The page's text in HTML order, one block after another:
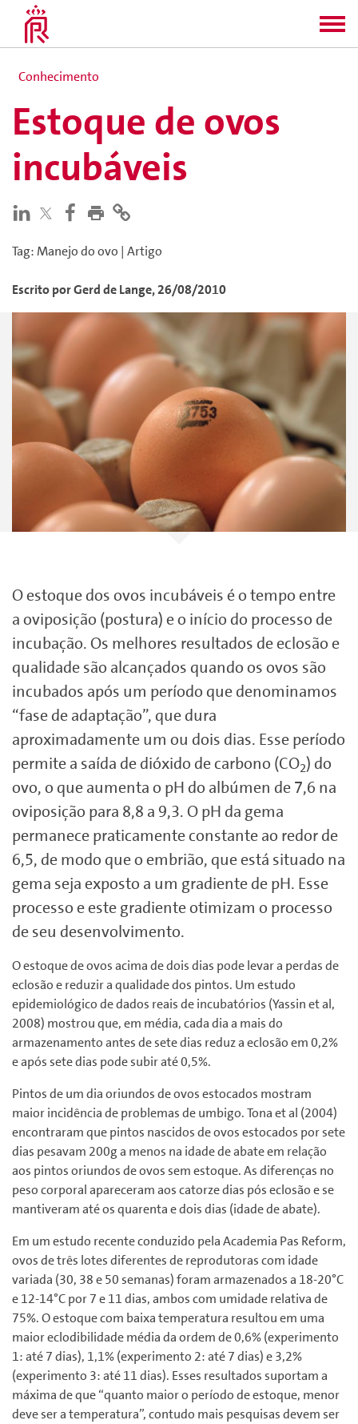
Conhecimento
Estoque de ovos
incubáveis
Tag:Manejo do ovo | Artigo
Escrito porGerdde Lange,26/08/2010
O estoque dos ovos incubáveis é o tempo entre
a oviposição (postura) e o início do processo de
incubação. Os melhores resultados de eclosão e
qualidade são alcançados quando os ovos são
incubados após um período que denominamos
“fase de adaptação”, que dura
aproximadamente um ou dois dias. Esse período
permite a saída de dióxido de carbono (CO2) do
ovo, o que aumenta o pH do albúmen de 7,6 na
oviposição para 8,8 a 9,3. O pH da gema
permanece praticamente constante ao redor de
6,5, de modo que o embrião, que está situado na
gema seja exposto a um gradiente de pH. Esse
processo e este gradiente otimizam o processo
de seu desenvolvimento.
O estoque de ovos acima de dois dias pode levar a perdas de
eclosão e reduzir a qualidade dos pintos. Um estudo
epidemiológico de dados reais de incubatórios (Yassin et al,
2008) mostrou que, em média, cada dia a mais do
armazenamento antes de sete dias reduz a eclosão em 0,2%
e após sete dias pode subir até 0,5%.
Pintos de um dia oriundos de ovos estocados mostram
maior incidência de problemas de umbigo. Tona et al (2004)
encontraram que pintos nascidos de ovos estocados por sete
dias pesavam 200g a menos na idade de abate em relação
aos pintos oriundos de ovos sem estoque. As diferenças no
peso corporal apareceram aos catorze dias pós eclosão e se
mantiveram até os quarenta e dois dias (idade de abate).
Em um estudo recente conduzido pela Academia Pas Reform,
ovos de três lotes diferentes de reprodutoras com idade
variada (30, 38 e 50 semanas) foram armazenados a 18-20°C
e 12-14°C por 7 e 11 dias, ambos com umidade relativa de
75%. O estoque com baixa temperatura resultou em uma
maior eclodibilidade média da ordem de 0,6% (experimento
1: até 7 dias), 1,1% (experimento 2: até 7 dias) e 3,2%
(experimento 3: até 11 dias). Esses resultados suportam a
máxima de que “quanto maior o período de estoque, menor
deve ser a temperatura”, contudo mais pesquisas devem ser